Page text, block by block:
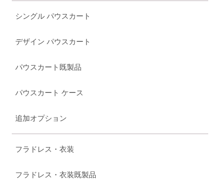
シングル パウスカート
デザイン パウスカート
パウスカート既製品
パウスカート ケース
追加オプション
フラドレス・衣装
フラドレス・衣装既製品